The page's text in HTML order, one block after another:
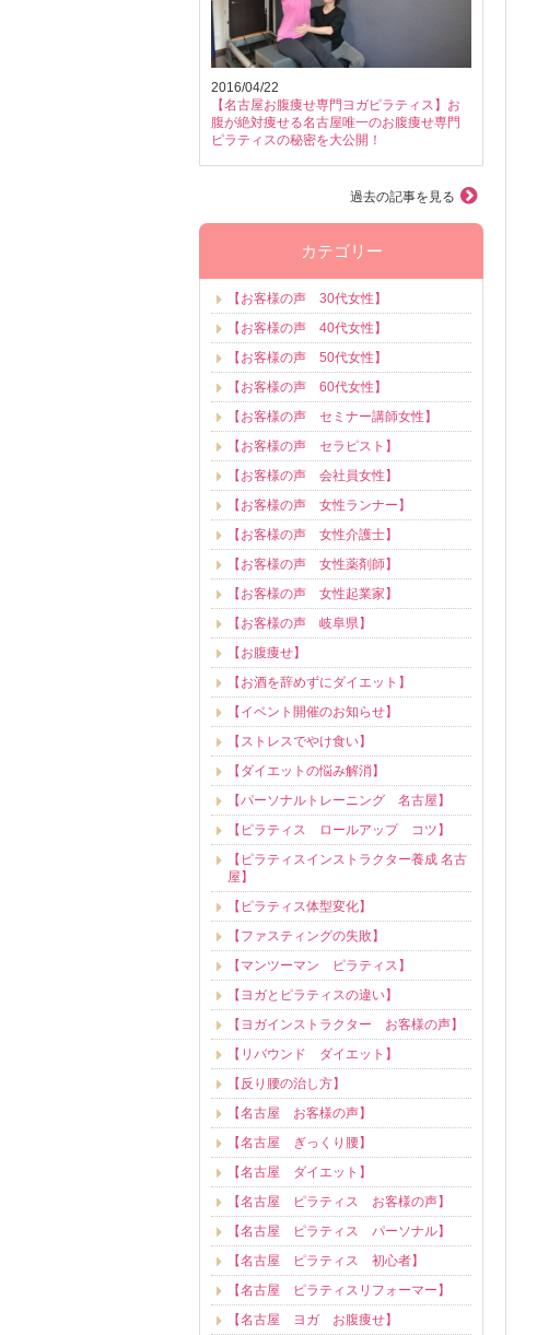
2016/04/22
【名古屋お腹痩せ専門ヨガピラティス】お
腹が絶対痩せる名古屋唯一のお腹痩せ専門
ピラティスの秘密を大公開！
過去の記事を見る
カテゴリー
【お客様の声 30代女性】
【お客様の声 40代女性】
【お客様の声 50代女性】
【お客様の声 60代女性】
【お客様の声 セミナー講師女性】
【お客様の声 セラピスト】
【お客様の声 会社員女性】
【お客様の声 女性ランナー】
【お客様の声 女性介護士】
【お客様の声 女性薬剤師】
【お客様の声 女性起業家】
【お客様の声 岐阜県】
【お腹痩せ】
【お酒を辞めずにダイエット】
【イベント開催のお知らせ】
【ストレスでやけ食い】
【ダイエットの悩み解消】
【パーソナルトレーニング 名古屋】
【ピラティス ロールアップ コツ】
【ピラティスインストラクター養成 名古
屋】
【ピラティス体型変化】
【ファスティングの失敗】
【マンツーマン ピラティス】
【ヨガとピラティスの違い】
【ヨガインストラクター お客様の声】
【リバウンド ダイエット】
【反り腰の治し方】
【名古屋 お客様の声】
【名古屋 ぎっくり腰】
【名古屋 ダイエット】
【名古屋 ピラティス お客様の声】
【名古屋 ピラティス パーソナル】
【名古屋 ピラティス 初心者】
【名古屋 ピラティスリフォーマー】
【名古屋 ヨガ お腹痩せ】